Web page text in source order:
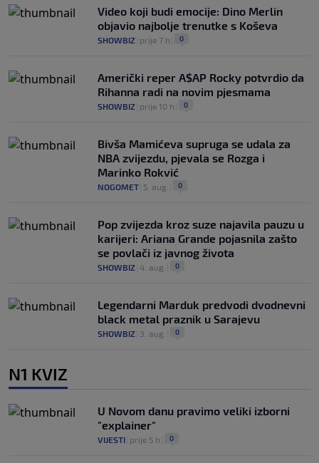
Video koji budi emocije: Dino Merlin
objavio najbolje trenutke s Koševa
SHOWBIZ prije 7 h 0
Američki reper A$AP Rocky potvrdio da
Rihanna radi na novim pjesmama
SHOWBIZ prije 10 h 0
Bivša Mamićeva supruga se udala za
NBA zvijezdu, pjevala se Rozga i
Marinko Rokvić
NOGOMET 5. aug. 0
Pop zvijezda kroz suze najavila pauzu u
karijeri: Ariana Grande pojasnila zašto
se povlači iz javnog života
SHOWBIZ 4. aug. 0
Legendarni Marduk predvodi dvodnevni
black metal praznik u Sarajevu
SHOWBIZ 3. aug. 0
N1 KVIZ
U Novom danu pravimo veliki izborni
"explainer"
VIJESTI prije 5 h 0